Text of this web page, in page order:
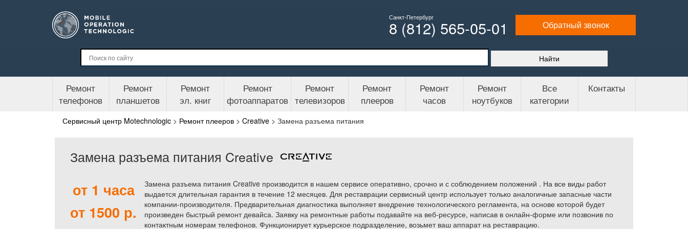
Санкт-Петербург
8 (812) 565-05-01 Обратный звонок
Ремонт
телефонов
Ремонт
планшетов
Ремонт
эл. книг
Ремонт
фотоаппаратов
Ремонт
телевизоров
Ремонт
плееров
Ремонт
часов
Ремонт
ноутбуков
Все
категории
Контакты
Сервисный центр Motechnologic > Ремонт плееров > Creative > Замена разъема питания
Замена разъема питания Creative
от 1 часа
от 1500 р.
Замена разъема питания Creative производится в нашем сервисе оперативно, срочно и с соблюдением положений . На все виды работ
выдается длительная гарантия в течение 12 месяцев. Для реставрации сервисный центр использует только аналогичные запасные части
компании-производителя. Предварительная диагностика выполняет внедрение технологического регламента, на основе которой будет
произведен быстрый ремонт девайса. Заявку на ремонтные работы подавайте на веб-ресурсе, написав в онлайн-форме или позвонив по
контактным номерам телефонов. Функционирует курьерское подразделение, возьмет ваш аппарат на реставрацию.